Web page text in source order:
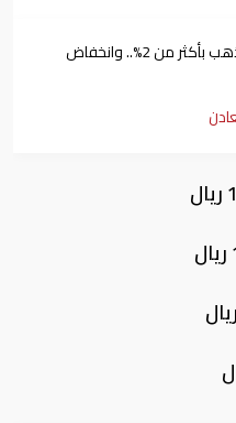
ارتفاع سعر الذهب بأكثر من 2%.. وانخفاض